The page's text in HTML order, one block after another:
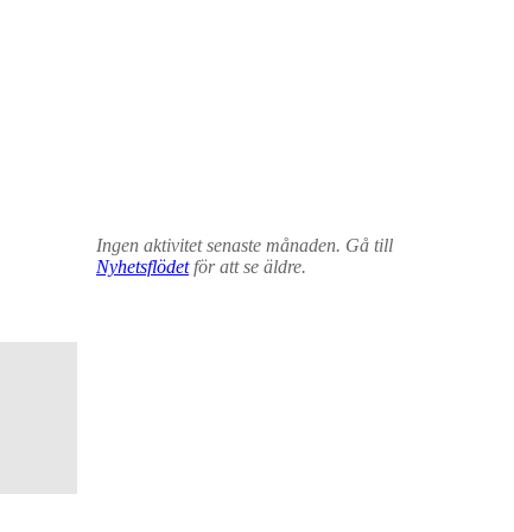
Ingen aktivitet senaste månaden. Gå till
Nyhetsflödetför att se äldre.